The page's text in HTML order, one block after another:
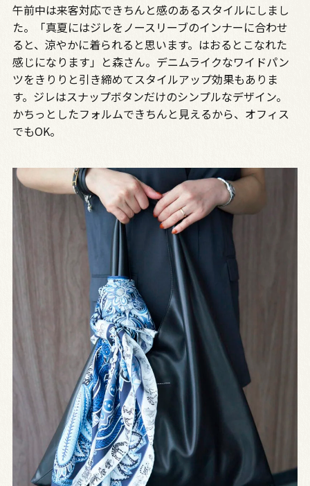
午前中は来客対応できちんと感のあるスタイルにしまし
た。「真夏にはジレをノースリーブのインナーに合わせ
ると、涼やかに着られると思います。はおるとこなれた
感じになります」と森さん。デニムライクなワイドパン
ツをきりりと引き締めてスタイルアップ効果もありま
す。ジレはスナップボタンだけのシンプルなデザイン。
かちっとしたフォルムできちんと見えるから、オフィス
でもOK。